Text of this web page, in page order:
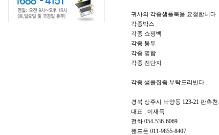
귀사의 각종샘플북을 요청합니다
각종박스
각종 쇼핑백
각종 봉투
각종 명함
각종 전단지
각종 샘플집좀 부탁드리빈다...
경북 상주시 낙양동 123-21 판촉
대표 : 이재득
전화 054-536-6069
핸드폰 011-9855-8407